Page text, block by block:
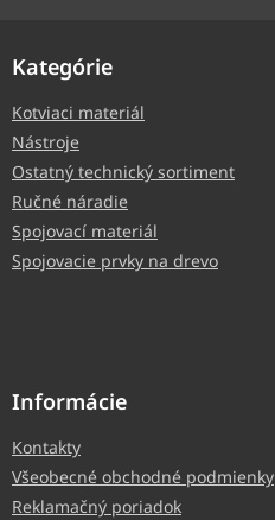
Kategórie
Kotviaci materiál
Nástroje
Ostatný technický sortiment
Ručné náradie
Spojovací materiál
Spojovacie prvky na drevo
Informácie
Kontakty
Všeobecné obchodné podmienky
Reklamačný poriadok